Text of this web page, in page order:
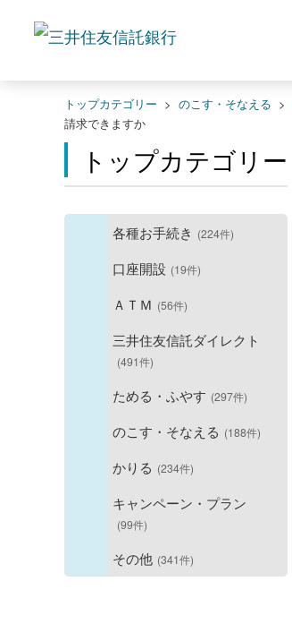
トップカテゴリー > のこす・そなえる >
請求できますか
トップカテゴリー
各種お手続き (224件)
口座開設 (19件)
ＡＴＭ (56件)
三井住友信託ダイレクト
(491件)
ためる・ふやす (297件)
のこす・そなえる (188件)
かりる (234件)
キャンペーン・プラン
(99件)
その他 (341件)